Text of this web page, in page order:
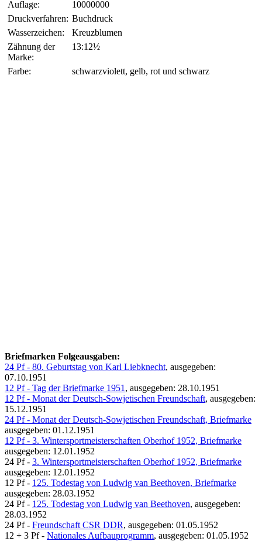
Auflage:
10000000
Druckverfahren: Buchdruck
Wasserzeichen:
Kreuzblumen
Zähnung der
Marke:
13:12½
Farbe: schwarzviolett, gelb, rot und schwarz
Briefmarken Folgeausgaben:
24 Pf - 80. Geburtstag von Karl Liebknecht, ausgegeben:
07.10.1951
12 Pf - Tag der Briefmarke 1951 , ausgegeben: 28.10.1951
12 Pf - Monat der Deutsch-Sowjetischen Freundschaft, ausgegeben:
15.12.1951
24 Pf - Monat der Deutsch-Sowjetischen Freundschaft, Briefmarke
ausgegeben: 01.12.1951
12 Pf - 3. Wintersportmeisterschaften Oberhof 1952, Briefmarke
ausgegeben: 12.01.1952
24 Pf - 3. Wintersportmeisterschaften Oberhof 1952, Briefmarke
ausgegeben: 12.01.1952
12 Pf - 125. Todestag von Ludwig van Beethoven, Briefmarke
ausgegeben: 28.03.1952
24 Pf - 125. Todestag von Ludwig van Beethoven, ausgegeben:
28.03.1952
24 Pf - Freundschaft CSR DDR, ausgegeben: 01.05.1952
12 + 3 Pf - Nationales Aufbauprogramm, ausgegeben: 01.05.1952